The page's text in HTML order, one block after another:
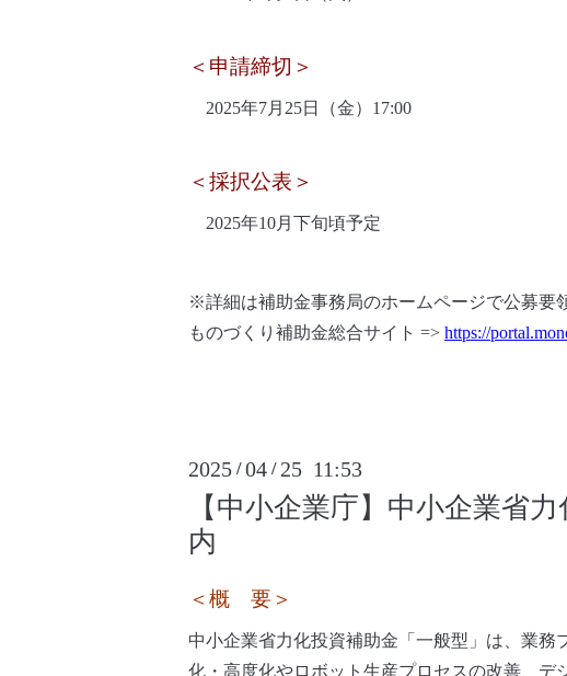
＜申請締切＞
2025年7月25日（金）17:00
＜採択公表＞
2025年10月下旬頃予定
※詳細は補助金事務局のホームページで公募要
ものづくり補助金総合サイト => https://
2025 /04 / 25 11:53
【中小企業庁】中小企業省
内
＜概 要＞
中小企業省力化投資補助金「一般型」は、業務
化・高度化やロボット生産プロセスの改善、デ